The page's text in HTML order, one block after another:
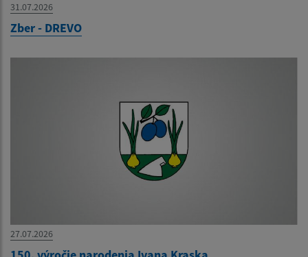
31.07.2026
Zber - DREVO
27.07.2026